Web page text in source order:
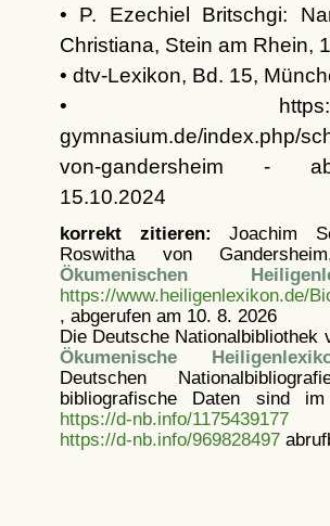
• P. Ezechiel Britschgi:
Christiana, Stein am Rhein,
• dtv-Lexikon, Bd. 15,
• https://
gymnasium.de/index.php/
von-gandersheim -
15.10.2024
korrekt zitieren: Joachim
Roswitha von
Ökumenischen
https://www.heiligenlexikon.de/
, abgerufen am 10. 8. 2026
Die Deutsche Nationalbibliothek
Ökumenische
Deutschen
bibliografische Daten sind
https://d-nb.info/1175439177
https://d-nb.info/969828497